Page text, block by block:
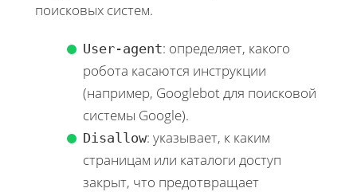
поисковых систем.
User-agent: определяет, какого
робота касаются инструкции
(например, Googlebot для поисковой
системы Google).
Disallow: указывает, к каким
страницам или каталоги доступ
закрыт, что предотвращает